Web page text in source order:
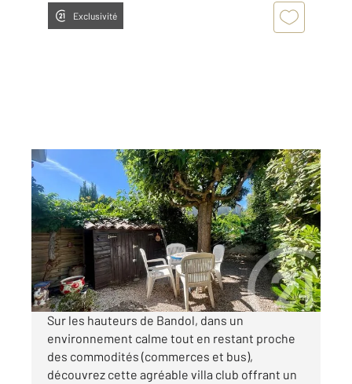
Exclusivité
BANDOL 83
50,20 m2, 3 pièces
Ref : 1648
Maison à vendre
297 000 €
Visiter le site dédié
Sur les hauteurs de Bandol, dans un
environnement calme tout en restant proche
des commodités (commerces et bus),
découvrez cette agréable villa club offrant un